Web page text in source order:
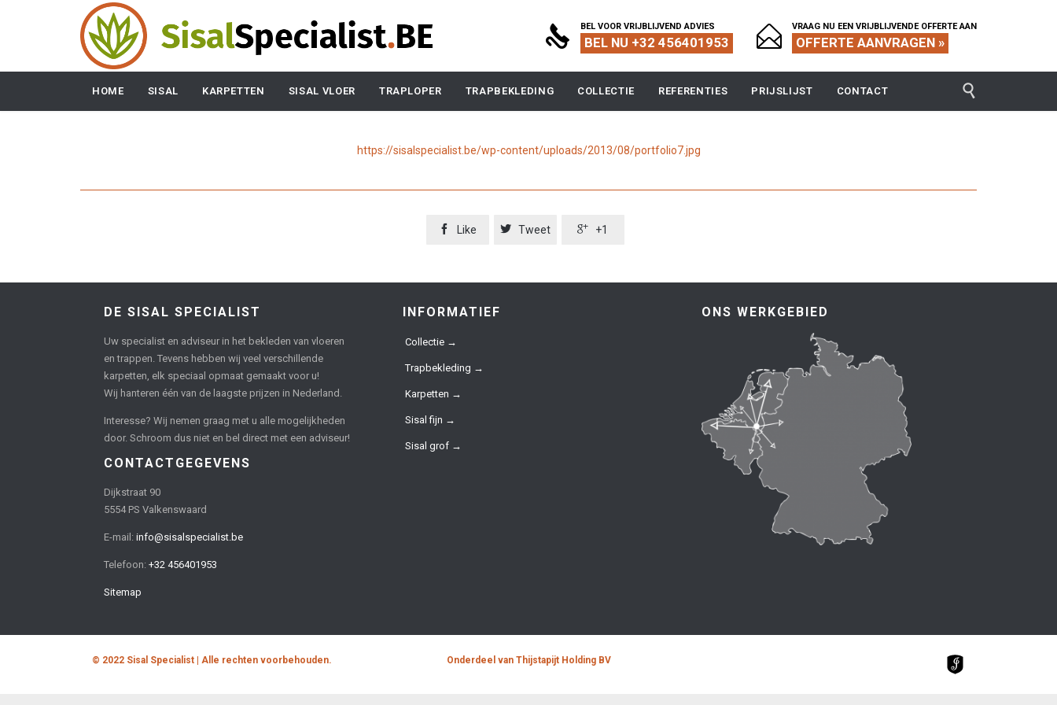
 BEL VOOR VRIJBLIJVEND ADVIES
BEL NU +32 456401953  VRAAG NU EEN VRIJBLIJVENDE OFFERTE AAN
OFFERTE AANVRAGEN »
to
content
HOME SISAL KARPETTEN SISAL VLOER TRAPLOPER TRAPBEKLEDING COLLECTIE REFERENTIES PRIJSLIJST CONTACT 
https://sisalspecialist.be/wp-content/uploads/2013/08/portfolio7.jpg
 Like  Tweet  +1
DE SISAL SPECIALIST
Uw specialist en adviseur in het bekleden van vloeren
en trappen. Tevens hebben wij veel verschillende
karpetten, elk speciaal opmaat gemaakt voor u!
Wij hanteren één van de laagste prijzen in Nederland.
Interesse? Wij nemen graag met u alle mogelijkheden
door. Schroom dus niet en bel direct met een adviseur!
CONTACTGEGEVENS
Dijkstraat 90
5554 PS Valkenswaard
E-mail: info@sisalspecialist.be
Telefoon: +32 456401953
Sitemap
INFORMATIEF
Collectie →
Trapbekleding →
Karpetten →
Sisal fijn →
Sisal grof →
ONS WERKGEBIED
© 2022 Sisal Specialist | Alle rechten voorbehouden. Onderdeel van Thijstapijt Holding BV